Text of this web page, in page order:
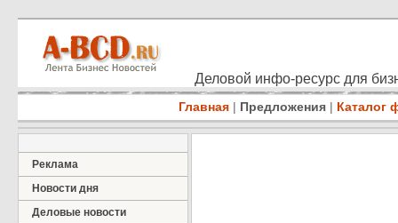
Деловой инфо-ресурс для
Главная | Предложения | Каталог
Реклама
Новости дня
Деловые новости